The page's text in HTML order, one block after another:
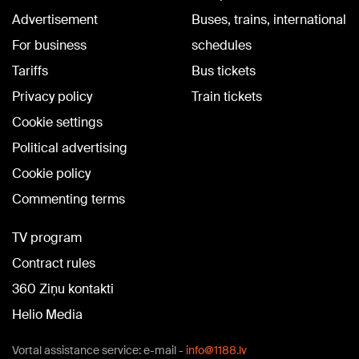
Advertisement
For business
Tariffs
Privacy policy
Cookie settings
Political advertising
Cookie policy
Commenting terms
Buses, trains, international
schedules
Bus tickets
Train tickets
TV program
Contract rules
360 Ziņu kontakti
Helio Media
Vortal assistance service: e-mail - info@1188.lv